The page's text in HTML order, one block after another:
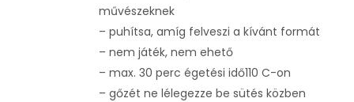
művészeknek
– puhítsa, amíg felveszi a kívánt formát
– nem játék, nem ehető
– max. 30 perc égetési idő110 C-on
– gőzét ne lélegezze be sütés közben